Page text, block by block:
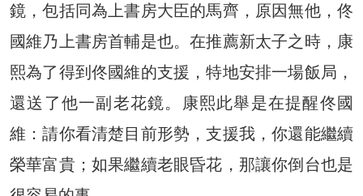
鏡，包括同為上書房大臣的馬齊，原因無他，佟
國維乃上書房首輔是也。在推薦新太子之時，康
熙為了得到佟國維的支援，特地安排一場飯局，
還送了他一副老花鏡。康熙此舉是在提醒佟國
維：請你看清楚目前形勢，支援我，你還能繼續
榮華富貴；如果繼續老眼昏花，那讓你倒台也是